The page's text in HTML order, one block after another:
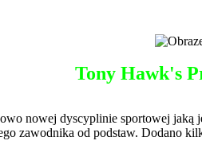
Tony Hawk's
nowej dyscyplinie sportowej
zawodnika od podstaw. Dodano